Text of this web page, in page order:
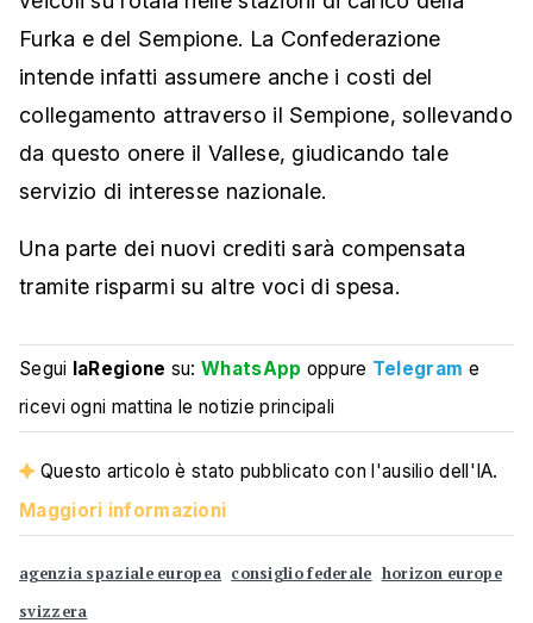
Furka e del Sempione. La Confederazione
intende infatti assumere anche i costi del
collegamento attraverso il Sempione, sollevando
da questo onere il Vallese, giudicando tale
servizio di interesse nazionale.
Una parte dei nuovi crediti sarà compensata
tramite risparmi su altre voci di spesa.
Segui laRegione su:WhatsApp oppure Telegram e
ricevi ogni mattina le notizie principali
Questo articolo è stato pubblicato con l'ausilio dell'IA.
Maggiori informazioni
agenzia spaziale europea consiglio federale horizon europe
svizzera